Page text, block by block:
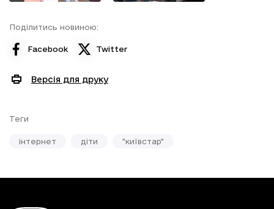
Поділитись новиною:
Facebook Twitter
Версія для друку
Теги
інтернет діти "київстар"